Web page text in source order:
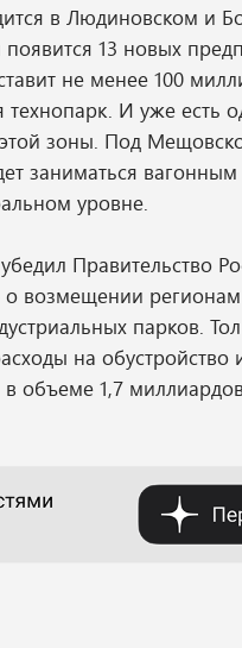
в Людиновском и
13 новых
не менее 100
И уже есть
зоны. Под
заниматься
уровне.
Правительство
возмещении регионам
парков.
на обустройство
объеме 1,7